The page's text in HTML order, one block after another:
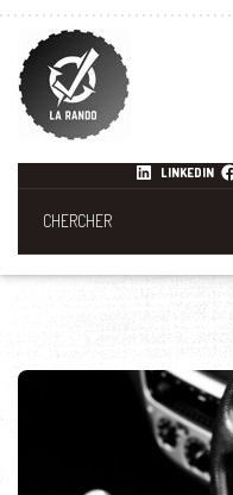
LINKEDIN